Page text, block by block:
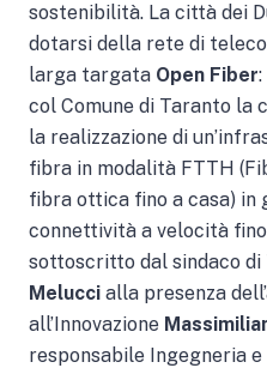
sostenibilità. La città dei
dotarsi della rete di
larga targata Open Fiber
col Comune di Taranto la
la realizzazione di
fibra in modalità FTTH
fibra ottica fino a casa) in
connettività a velocità
sottoscritto dal sindaco di
Melucci alla presenza
all’Innovazione
responsabile Ingegneria